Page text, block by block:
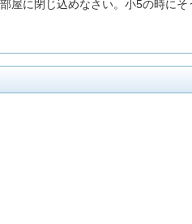
屋に閉じ込めなさい。小5の時に